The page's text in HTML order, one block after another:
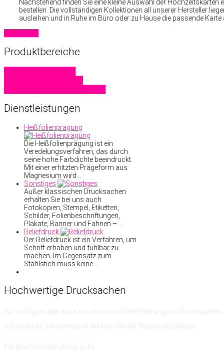
Nachstehend finden Sie eine kleine Auswahl der
bestellen. Die vollständigen Kollektionen all unserer Hersteller
ausleihen und in Ruhe im Büro oder zu Hause die passende
Produktbereiche
Dienstleistungen
Heißfolienprägung
Die Heißfolienprägung ist ein
Veredelungsverfahren, das durch
seine hohe Farbdichte beeindruckt.
Mit einer erhitzten Prägeform aus
Magnesium wird…
Sonstiges
Außer klassischen Drucksachen
erhalten Sie bei uns auch
Fotokopien, Stempel, Etiketten,
Schilder, Folienbeschriftungen,
Plakate, Banner und Fahnen –…
Reliefdruck
Der Reliefdruck ist ein Verfahren, um
Schrift erhaben und fühlbar zu
machen. Im Gegensatz zum
Stahlstich muss keine…
Hochwertige Drucksachen
Wir verfügen über das Know-how und die Erfahrung
Ihre
nur sichtbar, sondern auch fühlbar von der Masse abzuheben.
Für Ihre höchsten Ansprüche.